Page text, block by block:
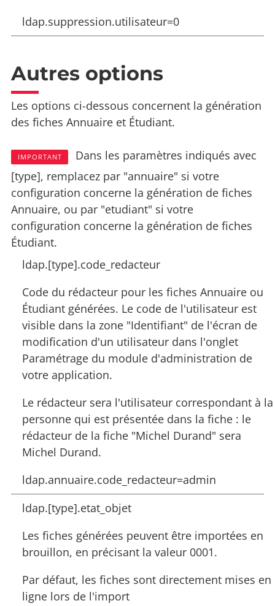
ldap.suppression.utilisateur=0
Autres options
Les options ci-dessous concernent la génération
des fiches Annuaire et Étudiant.
IMPORTANT
Dans les paramètres indiqués avec
[type], remplacez par "annuaire" si votre
configuration concerne la génération de fiches
Annuaire, ou par "etudiant" si votre
configuration concerne la génération de fiches
Étudiant.
ldap.[type].code_redacteur
Code du rédacteur pour les fiches Annuaire ou
Étudiant générées. Le code de l'utilisateur est
visible dans la zone "Identifiant" de l'écran de
modification d'un utilisateur dans l'onglet
Paramétrage du module d'administration de
votre application.
Le rédacteur sera l'utilisateur correspondant à la
personne qui est présentée dans la fiche : le
rédacteur de la fiche "Michel Durand" sera
Michel Durand.
ldap.annuaire.code_redacteur=admin
ldap.[type].etat_objet
Les fiches générées peuvent être importées en
brouillon, en précisant la valeur 0001.
Par défaut, les fiches sont directement mises en
ligne lors de l'import